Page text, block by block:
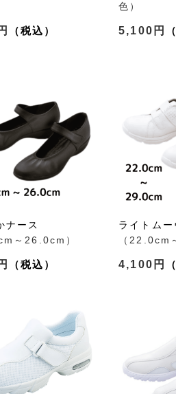
色）
5,100円
ナース
～26.0cm）
ライトム
（22.0cm
4,100円